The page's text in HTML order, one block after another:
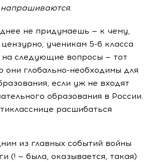
напрашиваются.
не придумаешь — к чему,
ученикам 5-6 класса
на следующие вопросы — тот
они глобально-необходимы для
если уж не входят
образования в России.
расшибаться
из главных событий войны
(! — была, оказывается, такая)